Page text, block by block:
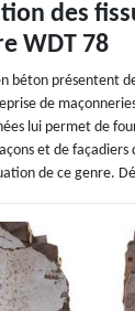
des
WDT 78
béton présentent
de
lui permet de
et de façadiers
de ce genre.